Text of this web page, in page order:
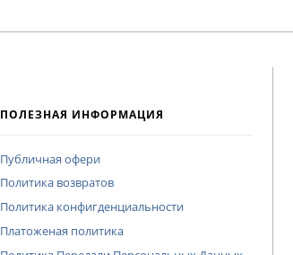
ПОЛЕЗНАЯ ИНФОРМАЦИЯ
Публичная офери
Политика возвратов
Политика конфигденциальности
Платоженая политика